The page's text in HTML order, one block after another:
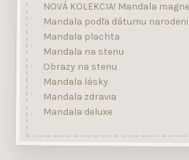
NOVÁ KOLEKCIA! Mandala
Mandala podľa dátumu
Mandala plachta
Mandala na stenu
Obrazy na stenu
Mandala lásky
Mandala zdravia
Mandala deluxe